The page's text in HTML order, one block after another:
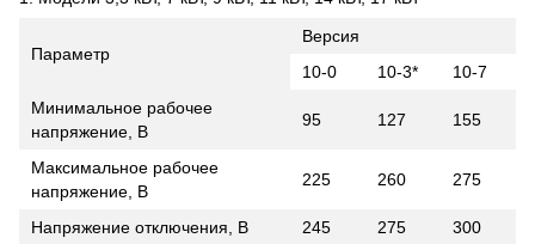
Параметр
Версия
10-0
10-3*
10-7
Минимальное рабочее
напряжение, В
95 127 155
Максимальное рабочее
напряжение, В
225 260 275
Напряжение отключения, В 245 275
300